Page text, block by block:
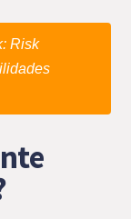
Risk